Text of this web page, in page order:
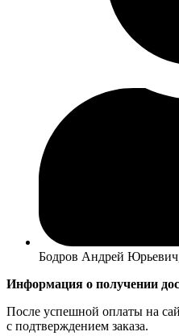
Бодров Андрей
Информация о получении
После успешной оплаты на
с подтверждением заказа.